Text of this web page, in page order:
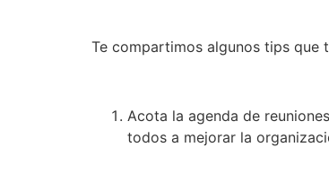
Te compartimos algunos tips que
Acota la agenda de
todos a mejorar la